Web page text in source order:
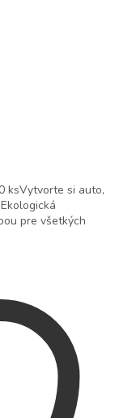
ksVytvorte si auto,
pre všetkých